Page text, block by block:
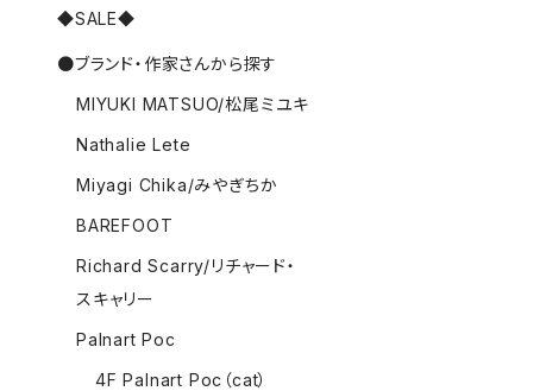
◆SALE◆
●ブランド・作家さんから探す
MIYUKI MATSUO/松尾ミユキ
Nathalie Lete
Miyagi Chika/みやぎちか
BAREFOOT
Richard Scarry/リチャード・
スキャリー
Palnart Poc
4F Palnart Poc（cat）